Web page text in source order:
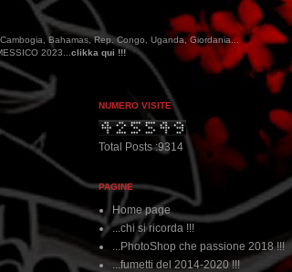
Bahamas, Rep. Congo, Uganda, Giordania...
NUMERO VISITE
Total Posts :9314
PAGINE
Home page
...chi si ricorda !!!
...PhotoShop che passione 2018 !!!
...fumetti del 2014-2020 !!!